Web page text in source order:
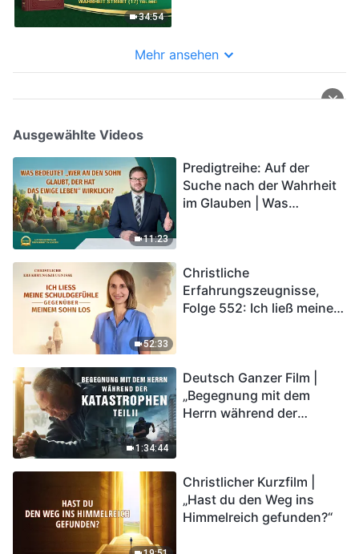
34:54
Mehr ansehen
Ausgewählte Videos
11:23
Predigtreihe: Auf der
Suche nach der Wahrheit
im Glauben | Was
52:33
Christliche
Erfahrungszeugnisse,
Folge 552: Ich ließ meine
1:34:44
Deutsch Ganzer Film |
„Begegnung mit dem
Herrn während der
in das Königreich Gottes
eintreten?
Christlicher Kurzfilm |
„Hast du den Weg ins
Himmelreich gefunden?“